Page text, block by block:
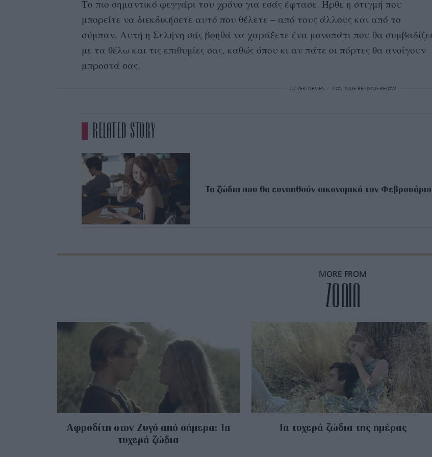
Το πιο σημαντικό φεγγάρι του χρόνο για εσάς έφτασε. Ήρθε η στιγμή που
μπορείτε να διεκδικήσετε αυτό που θέλετε – από τους άλλους και από το
σύμπαν. Αυτή η Σελήνη σάς βοηθά να χαράξετε ένα μονοπάτι που θα συμβαδίζει
με τα θέλω και τις επιθυμίες σας, καθώς όπου κι αν πάτε οι πόρτες θα ανοίγουν
μπροστά σας.
ADVERTISEMENT - CONTINUE READING BELOW
RELATED STORY
Τα ζώδια που θα ευνοηθούν οικονομικά τον Φεβρουάριο
MORE FROM
ZΩΔΙΑ
Αφροδίτη στον Ζυγό από σήμερα: Τα
τυχερά ζώδια
Τα τυχερά ζώδια της ημέρας